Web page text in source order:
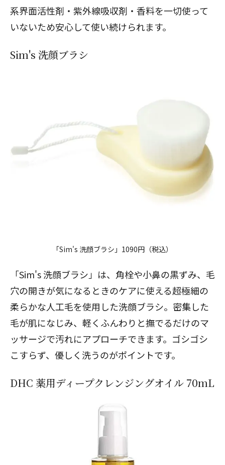
系界面活性剤・紫外線吸収剤・香料を一切使って
いないため安心して使い続けられます。
Sim's 洗顔ブラシ
「Sim's 洗顔ブラシ」1090円（税込）
「Sim's 洗顔ブラシ 」は、角栓や小鼻の黒ずみ、毛
穴の開きが気になるときのケアに使える超極細の
柔らかな人工毛を使用した洗顔ブラシ。密集した
毛が肌になじみ、軽くふんわりと撫でるだけのマ
ッサージで汚れにアプローチできます。ゴシゴシ
こすらず、優しく洗うのがポイントです。
DHC 薬用ディープクレンジングオイル 70mL